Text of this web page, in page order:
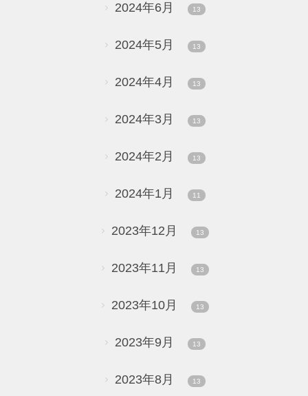
2024年6月 13
2024年5月 13
2024年4月 13
2024年3月 13
2024年2月 13
2024年1月 11
2023年12月 13
2023年11月 13
2023年10月 13
2023年9月 13
2023年8月 13